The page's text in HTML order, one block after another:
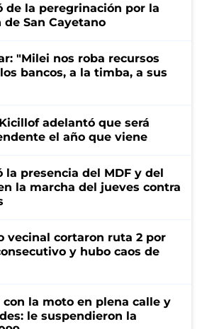
de la peregrinación por la
San Cayetano
"Milei nos roba recursos
bancos, a la timba, a sus
adelantó que será
el año que viene
la presencia del MDF y del
la marcha del jueves contra
vecinal cortaron ruta 2 por
y hubo caos de
con la moto en plena calle y
le suspendieron la